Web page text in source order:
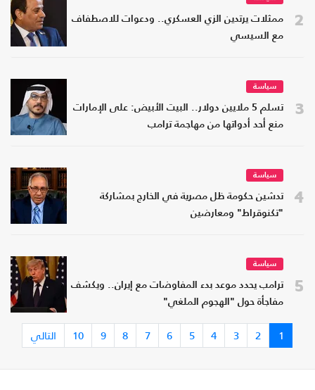
2
ممثلات يرتدين الزي العسكري.. ودعوات للاصطفاف
مع السيسي
3
سياسة
تسلم 5 ملايين دولار.. البيت الأبيض: على الإمارات
منع أحد أدواتها من مهاجمة ترامب
4
سياسة
تدشين حكومة ظل مصرية في الخارج بمشاركة
"تكنوقراط" ومعارضين
5
سياسة
ترامب يحدد موعد بدء المفاوضات مع إيران.. ويكشف
مفاجأة حول "الهجوم الملغي"
1
2
3
4
5
6
7
8
9
10 التالي